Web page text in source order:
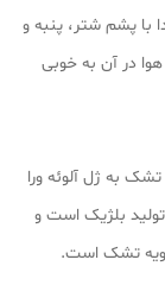
با پشم شتر، پنبه و
در آن به خوبی
به ژل آلوئه ورا
بلژیک است و
رویه تشک است.